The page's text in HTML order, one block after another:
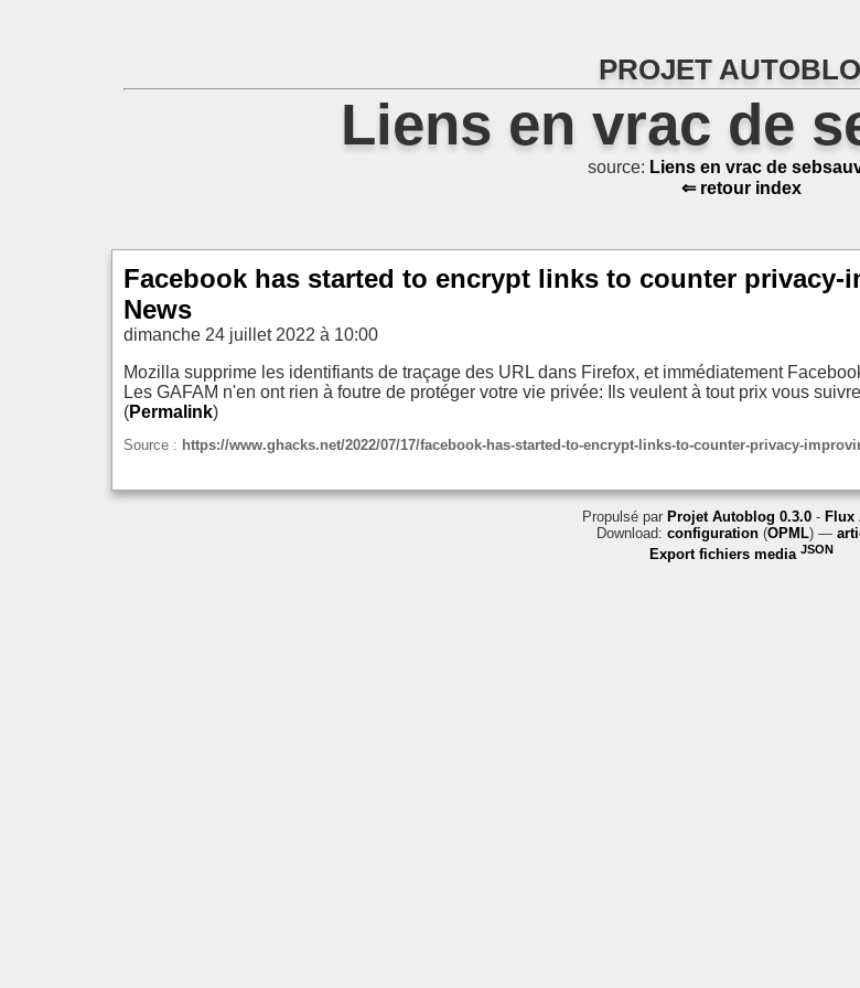
PROJET
Liens en vrac de
source: Liens en vrac de
⇐ retour index
Facebook has started to encrypt links to counter privacy-
News
dimanche 24 juillet 2022 à 10:00
Mozilla supprime les identifiants de traçage des URL dans Firefox, et immédiatement
Les GAFAM n'en ont rien à foutre de protéger votre vie privée: Ils veulent à tout prix vous
(Permalink)
Source : https://www.ghacks.net/2022/07/17/facebook-has-started-to-encrypt-links-to-counter-privacy-
Propulsé par Projet Autoblog 0.3.0 - Flux
Download: configuration(OPML) —
Export fichiers media JSON